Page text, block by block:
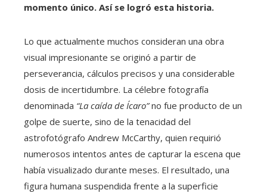
momento único. Así se logró esta historia.
Lo que actualmente muchos consideran una obra
visual impresionante se originó a partir de
perseverancia, cálculos precisos y una considerable
dosis de incertidumbre. La célebre fotografía
denominada “La caída de Ícaro”no fue producto de un
golpe de suerte, sino de la tenacidad del
astrofotógrafo Andrew McCarthy, quien requirió
numerosos intentos antes de capturar la escena que
había visualizado durante meses. El resultado, una
figura humana suspendida frente a la superficie